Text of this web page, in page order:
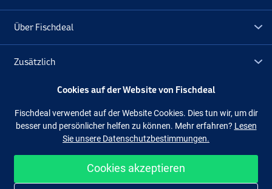
Über Fischdeal
Zusätzlich
Lagerräumung
Facebook
Einfach und sicher shoppen
Cookies auf der Website von Fischdeal
Fischdeal verwendet auf der Website Cookies. Dies tun wir, um dir
besser und persönlicher helfen zu können. Mehr erfahren? Lesen
Sie unsere Datenschutzbestimmungen.
Cookies akzeptieren